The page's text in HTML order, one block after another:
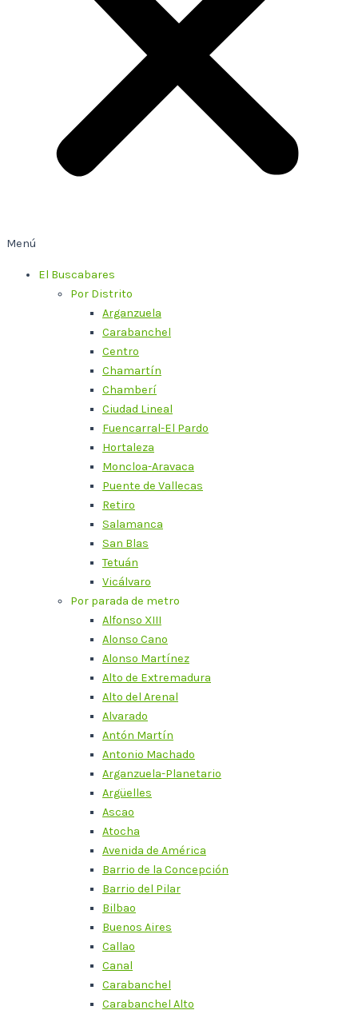
Menú
El Buscabares
Por Distrito
Arganzuela
Carabanchel
Centro
Chamartín
Chamberí
Ciudad Lineal
Fuencarral-El Pardo
Hortaleza
Moncloa-Aravaca
Puente de Vallecas
Retiro
Salamanca
San Blas
Tetuán
Vicálvaro
Por parada de metro
Alfonso XIII
Alonso Cano
Alonso Martínez
Alto de Extremadura
Alto del Arenal
Alvarado
Antón Martín
Antonio Machado
Arganzuela-Planetario
Argüelles
Ascao
Atocha
Avenida de América
Barrio de la Concepción
Barrio del Pilar
Bilbao
Buenos Aires
Callao
Canal
Carabanchel
Carabanchel Alto